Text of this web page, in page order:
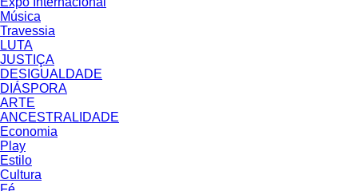
Música
Travessia
LUTA
JUSTIÇA
DESIGUALDADE
DIÁSPORA
ARTE
ANCESTRALIDADE
Economia
Play
Estilo
Cultura